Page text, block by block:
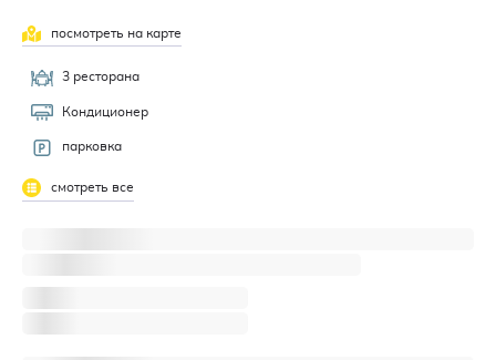
посмотреть на карте
3 ресторана
Кондиционер
парковка
смотреть все